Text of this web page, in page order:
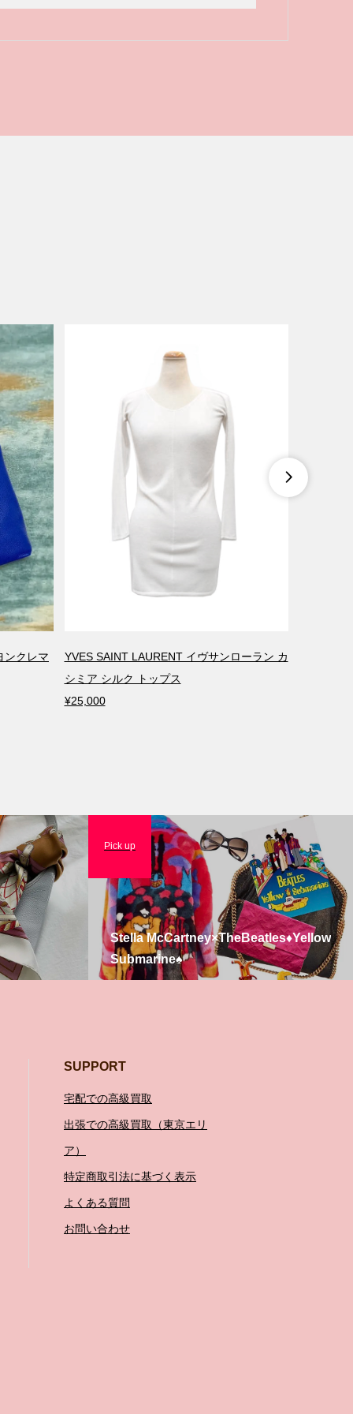
ンクレマ
YVES SAINT LAURENT イヴサンローラン カ
シミア シルク トップス
¥25,000

Stella McCartney×TheBeatles♦️Yellow
Submarine♠️
Pick up
SUPPORT
宅配での高級買取
出張での高級買取（東京エリ
ア）
特定商取引法に基づく表示
よくある質問
お問い合わせ